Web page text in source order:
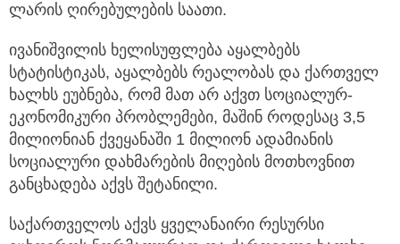
ლარის ღირებულების საათი.
ივანიშვილის ხელისუფლება აყალბებს
სტატისტიკას, აყალბებს რეალობას და ქართველ
ხალხს ეუბნება, რომ მათ არ აქვთ სოციალურ-
ეკონომიკური პრობლემები, მაშინ როდესაც 3,5
მილიონიან ქვეყანაში 1 მილიონ ადამიანის
სოციალური დახმარების მიღების მოთხოვნით
განცხადება აქვს შეტანილი.
საქართველოს აქვს ყველანაირი რესურსი